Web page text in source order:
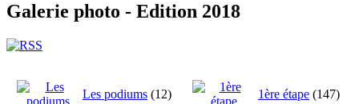
Galerie photo - Edition 2018
Les podiums (12) 1ère étape (147)